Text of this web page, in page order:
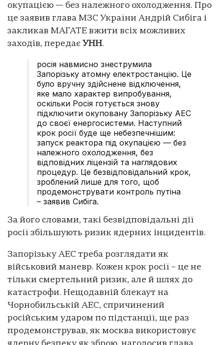
окупацією — без належного охолодження. Про
це заявив глава МЗС України Андрій Сибіга і
закликав МАГАТЕ вжити всіх можливих
заходів, передає УНН.
росія навмисно знеструмила
Запорізьку атомну електростанцію. Це
було вручну здійснене відключення,
яке мало характер випробування,
оскільки Росія готується знову
підключити окуповану Запорізьку АЕС
до своєї енергосистеми. Наступний
крок росії буде ще небезпечнішим:
запуск реактора під окупацією — без
належного охолодження, без
відповідних ліцензій та наглядових
процедур. Це безвідповідальний крок,
зроблений лише для того, щоб
продемонструвати контроль путіна
– заявив Сибіга.
За його словами, такі безвідповідальні дії
росії збільшують ризик ядерних інцидентів.
Запорізьку АЕС треба розглядати як
військовий маневр. Кожен крок росії – це не
тільки смертельний ризик, але й шлях до
катастрофи. Нещодавній блекаут на
Чорнобильській АЕС, спричинений
російським ударом по підстанції, ще раз
продемонстрував, як москва використовує